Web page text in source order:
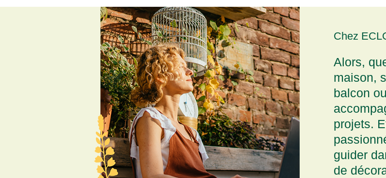
Chez
Alors,
maison,
balcon
projets.
guider
de